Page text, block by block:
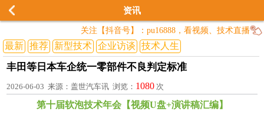
资讯
关注【抖音号】：pu16888，看视频、技术直播
最新 推荐 新型技术 企业访谈 技术人生
丰田等日本车企统一零部件不良判定标准
2026-06-03 来源：盖世汽车讯 浏览： 1080 次
第十届软泡技术年会【视频U盘+演讲稿汇编】